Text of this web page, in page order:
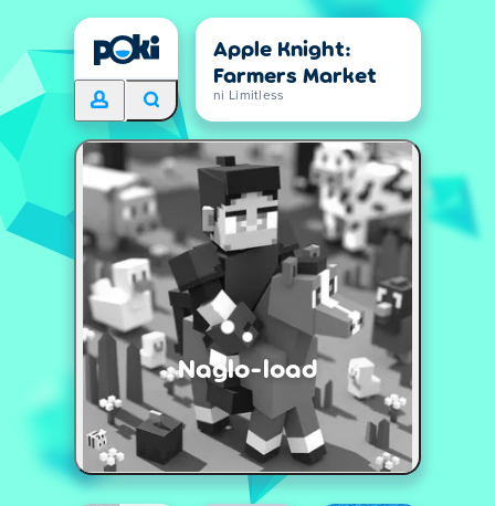
Apple Knight:
Farmers Market
ni Limitless
Naglo-load